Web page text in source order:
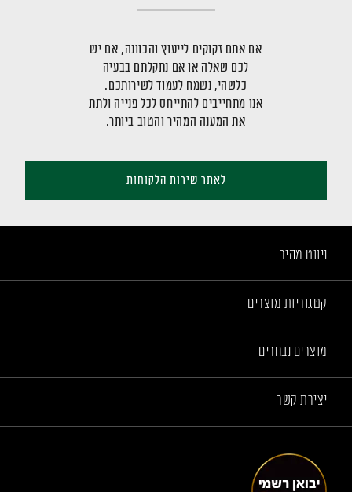
אם אתם זקוקים לייעוץ והכוונה, אם יש
לכם שאלה או אם נתקלתם בבעיה
כלשהי, נשמח לעמוד לשירותכם.
אנו מתחייבים להתייחס לכל פנייה ולתת
את המענה המהיר והטוב ביותר.
לאתר שירות הלקוחות
ניווט מהיר
קטגוריות מוצרים
מוצרים נבחרים
יצירת קשר